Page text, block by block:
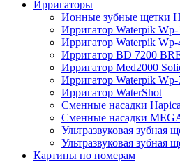
Ирригаторы
Ионные зубные щетки
Ирригатор Waterpik Wp-
Ирригатор Waterpik Wp-
Ирригатор BD 7200
Ирригатор Med2000
Ирригатор Waterpik Wp-
Ирригатор WaterShot
Сменные насадки Hapica
Сменные насадки
Ультразвуковая зубная
Ультразвуковая зубная
Картины по номерам